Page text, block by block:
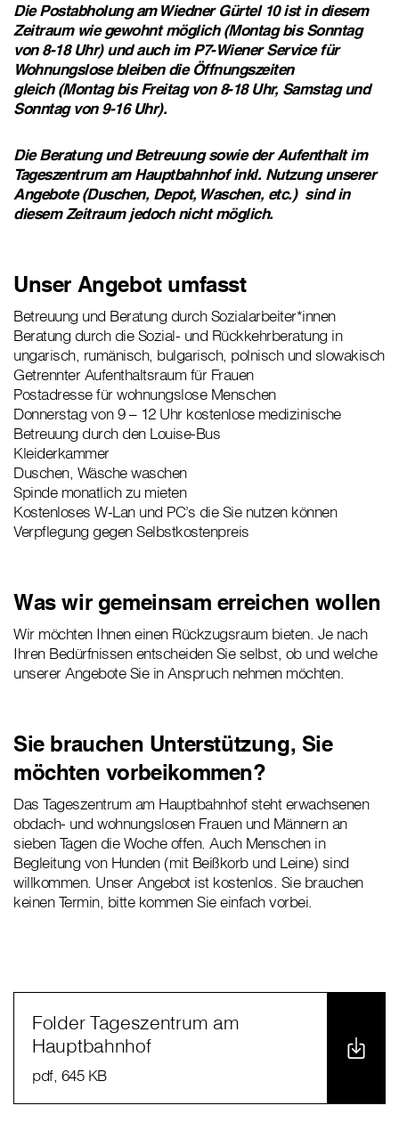
Die Postabholung am Wiedner Gürtel 10 ist in diesem
Zeitraum wie gewohnt möglich (Montag bis Sonntag
von 8-18 Uhr) und auch im P7-Wiener Service für
Wohnungslose bleiben die Öffnungszeiten
gleich (Montag bis Freitag von 8-18 Uhr, Samstag und
Sonntag von 9-16 Uhr).
Die Beratung und Betreuung sowie der Aufenthalt im
Tageszentrum am Hauptbahnhof inkl. Nutzung unserer
Angebote (Duschen, Depot, Waschen, etc.) sind in
diesem Zeitraum jedoch nicht möglich.
Unser Angebot umfasst
Betreuung und Beratung durch Sozialarbeiter*innen
Beratung durch die Sozial- und Rückkehrberatung in
ungarisch, rumänisch, bulgarisch, polnisch und slowakisch
Getrennter Aufenthaltsraum für Frauen
Postadresse für wohnungslose Menschen
Donnerstag von 9 – 12 Uhr kostenlose medizinische
Betreuung durch den Louise-Bus
Kleiderkammer
Duschen, Wäsche waschen
Spinde monatlich zu mieten
Kostenloses W-Lan und PC’s die Sie nutzen können
Verpflegung gegen Selbstkostenpreis
Was wir gemeinsam erreichen wollen
Wir möchten Ihnen einen Rückzugsraum bieten. Je nach
Ihren Bedürfnissen entscheiden Sie selbst, ob und welche
unserer Angebote Sie in Anspruch nehmen möchten.
Sie brauchen Unterstützung, Sie
möchten vorbeikommen?
Das Tageszentrum am Hauptbahnhof steht erwachsenen
obdach- und wohnungslosen Frauen und Männern an
sieben Tagen die Woche offen. Auch Menschen in
Begleitung von Hunden (mit Beißkorb und Leine) sind
willkommen. Unser Angebot ist kostenlos. Sie brauchen
keinen Termin, bitte kommen Sie einfach vorbei.
Folder Tageszentrum am
Hauptbahnhof
pdf, 645 KB